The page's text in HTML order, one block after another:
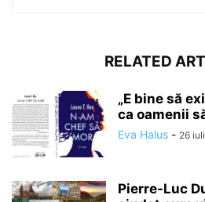
RELATED
„E bine să
ca oamenii
Eva Halus - 26
Pierre-Luc